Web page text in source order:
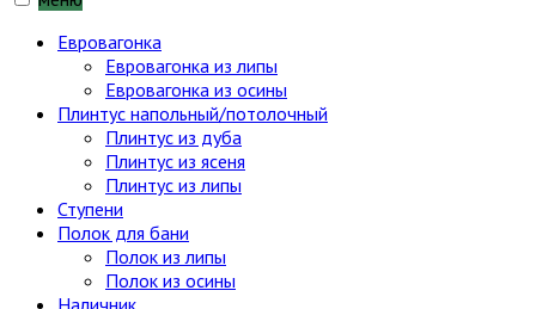
Евровагонка
Евровагонка из липы
Евровагонка из осины
Плинтус напольный/потолочный
Плинтус из дуба
Плинтус из ясеня
Плинтус из липы
Ступени
Полок для бани
Полок из липы
Полок из осины
Наличник